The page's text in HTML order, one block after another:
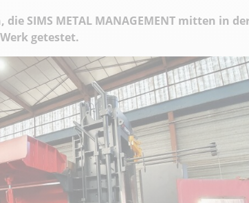
SIMS METAL MANAGEMENT mitten in
getestet.